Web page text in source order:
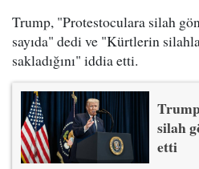
Trump, "Protestoculara silah
sayıda" dedi ve "Kürtlerin
sakladığını" iddia etti.
silah
etti